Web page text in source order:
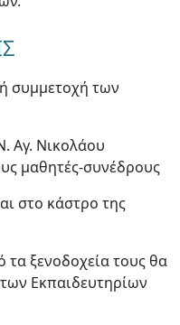
συμμετοχή των
Αγ. Νικολάου
μαθητές-συνέδρους
στο κάστρο της
ξενοδοχεία τους θα
Εκπαιδευτηρίων